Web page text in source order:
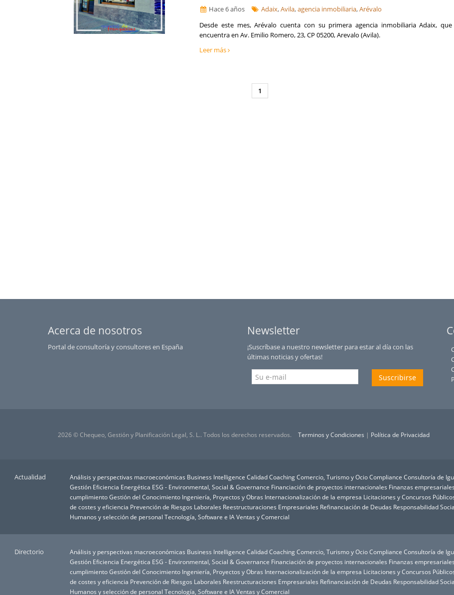
Lleida
Lugo
Madrid
Salud
Seguros
Talento, Recursos Humanos y selección de personal
Hace 6 años
Adaix,Avila,agencia inmobiliaria,Arévalo
Desde este mes, Arévalo cuenta con su primera agencia inmobiliaria Adaix, que
encuentra en Av. Emilio Romero, 23, CP 05200, Arevalo (Avila).
Leer más
1
Acerca de nosotros
Portal de consultoría y consultores en España
Newsletter
¡Suscríbase a nuestro newsletter para estar al día con las
últimas noticias y ofertas!
Suscribirse
2026 © Chequeo, Gestión y Planificación Legal, S. L.. Todos los derechos reservados. Terminos y Condiciones | Política de Privacidad
Actualidad Análisis y perspectivas macroeconómicas Business Intelligence Calidad Coaching Comercio, Turismo y Ocio Compliance Consultoría de
Gestión Eficiencia Energética ESG - Environmental, Social & Governance Financiación de proyectos internacionales Finanzas empresariales
cumplimiento Gestión del Conocimiento Ingeniería, Proyectos y Obras Internacionalización de la empresa Licitaciones y Concursos
de costes y eficiencia Prevención de Riesgos Laborales Reestructuraciones Empresariales Refinanciación de Deudas Responsabilidad
Humanos y selección de personal Tecnología, Software e IA Ventas y Comercial
Directorio Análisis y perspectivas macroeconómicas Business Intelligence Calidad Coaching Comercio, Turismo y Ocio Compliance Consultoría de
Gestión Eficiencia Energética ESG - Environmental, Social & Governance Financiación de proyectos internacionales Finanzas empresariales
cumplimiento Gestión del Conocimiento Ingeniería, Proyectos y Obras Internacionalización de la empresa Licitaciones y Concursos
de costes y eficiencia Prevención de Riesgos Laborales Reestructuraciones Empresariales Refinanciación de Deudas Responsabilidad
Humanos y selección de personal Tecnología, Software e IA Ventas y Comercial